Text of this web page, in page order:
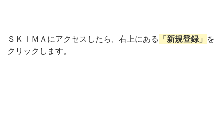
ＳＫＩＭＡにアクセスしたら、右上にある 「新規登録」 を
クリックします。